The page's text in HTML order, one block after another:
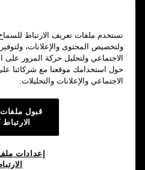
نستخدم ملفات تعريف الارتباط
ولتخصيص المحتوى والإعلانات،
الاجتماعي ولتحليل حركة المرور
حول استخدامك موقعنا مع شركائنا
الاجتماعي والإعلانات والتحليلات.
قبول
الارتباط
إعدادات